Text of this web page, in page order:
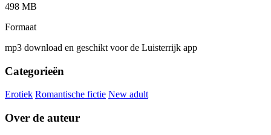
498 MB
Formaat
mp3 download en geschikt voor de Luisterrijk app
Categorieën
Erotiek Romantische fictie New adult
Over de auteur